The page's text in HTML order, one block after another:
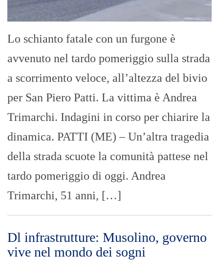
Lo schianto fatale con un furgone è
avvenuto nel tardo pomeriggio sulla strada
a scorrimento veloce, all’altezza del bivio
per San Piero Patti. La vittima è Andrea
Trimarchi. Indagini in corso per chiarire la
dinamica. PATTI (ME) – Un’altra tragedia
della strada scuote la comunità pattese nel
tardo pomeriggio di oggi. Andrea
Trimarchi, 51 anni, […]
Dl infrastrutture: Musolino, governo
vive nel mondo dei sogni